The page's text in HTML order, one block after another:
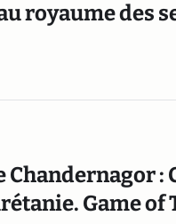
royaume des
Chandernagor :
Game of